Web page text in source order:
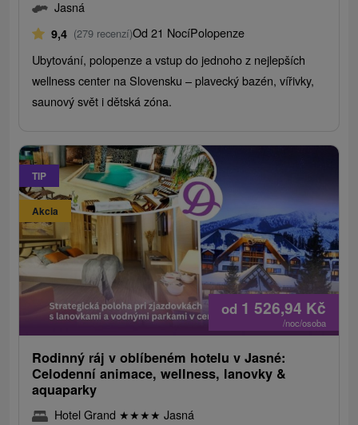
Jasná
9,4 (279 recenzí)Od 21 NocíPolopenze
Ubytování, polopenze a vstup do jednoho z nejlepších
wellness center na Slovensku – plavecký bazén, vířivky,
saunový svět i dětská zóna.
TIP
Akcia
od 1 526,94 Kč
/noc/osoba
Rodinný ráj v oblíbeném hotelu v Jasné:
Celodenní animace, wellness, lanovky &
aquaparky
Hotel Grand ★★★★ Jasná